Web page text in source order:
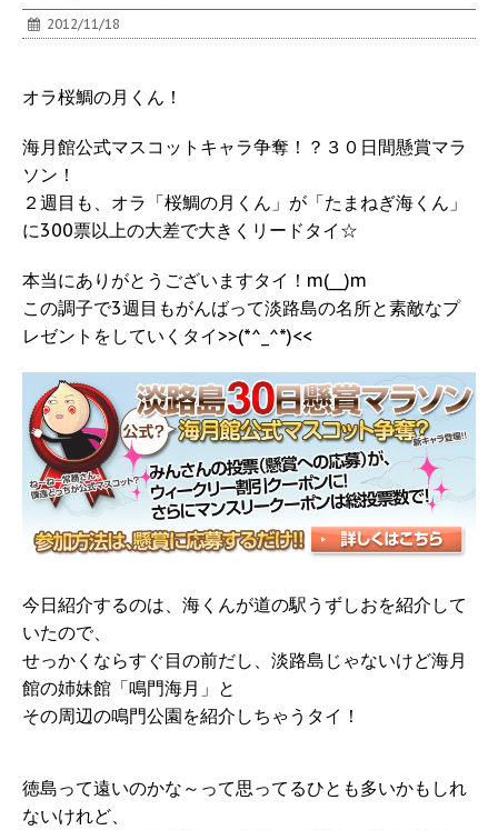
2012/11/18
オラ桜鯛の月くん！
海月館公式マスコットキャラ争奪！？３０日間懸賞マラ
ソン！
２週目も、オラ「桜鯛の月くん」が「たまねぎ海くん」
に300票以上の大差で大きくリードタイ☆
本当にありがとうございますタイ！m(__)m
この調子で3週目もがんばって淡路島の名所と素敵なプ
レゼントをしていくタイ>>(*^_^*)<<
今日紹介するのは、海くんが道の駅うずしおを紹介して
いたので、
せっかくならすぐ目の前だし、淡路島じゃないけど海月
館の姉妹館「鳴門海月」と
その周辺の鳴門公園を紹介しちゃうタイ！
徳島って遠いのかな～って思ってるひとも多いかもしれ
ないけれど、